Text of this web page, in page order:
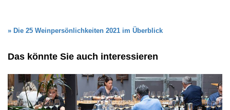
» Die 25 Weinpersönlichkeiten 2021 im Überblick
Das könnte Sie auch interessieren